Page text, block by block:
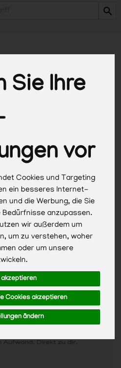
Sie Ihre
vor
Cookies und Targeting
ein besseres Internet-
und die Werbung, die Sie
anzupassen.
wir außerdem um
um zu verstehen, woher
oder um unsere
akzeptieren
Cookies akzeptieren
ändern
3 von 1347